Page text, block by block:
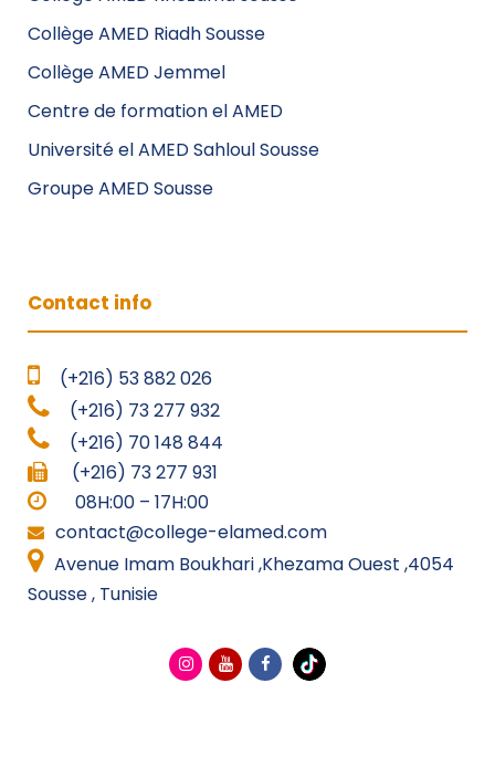
Collège AMED Riadh Sousse
Collège AMED Jemmel
Centre de formation el AMED
Université el AMED Sahloul Sousse
Groupe AMED Sousse
Contact info
(+216) 53 882 026
(+216) 73 277 932
(+216) 70 148 844
(+216) 73 277 931
08H:00 – 17H:00
contact@college-elamed.com
Avenue Imam Boukhari ,Khezama Ouest ,4054
Sousse , Tunisie